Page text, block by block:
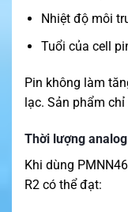
Nhiệt độ môi
Tuổi của cell
Pin không làm
lạc. Sản phẩm
Thời lượng
Khi dùng
R2 có thể đạt: